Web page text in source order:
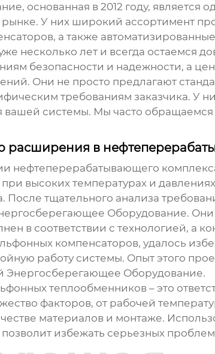
основанная в 2012 году, является
У них широкий ассортимент
а также
несколько лет и всегда остаемся
безопасности и надежности, а
Они не просто предлагают
требованиям заказчика. У
системы. Мы часто обращаемся
расширения в
нефтеперерабатывающего
высоких температурах и
тщательного анализа
Оборудование.
в соответствии с технологией, а
компенсаторов, удалось
работу системы. Опыт этого
Энергосберегающее Оборудование.
теплообменников– это
факторов, от рабочей
материалов и монтаже.
избежать серьезных